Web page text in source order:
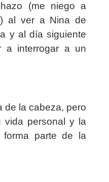
(me niego a
al ver a Nina de
y al día siguiente
a interrogar a un
de la cabeza, pero
vida personal y la
forma parte de la